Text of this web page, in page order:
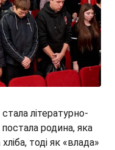
літературно-
родина, яка
тоді як «влада»